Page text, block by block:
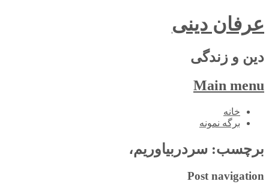
عرفان دینی
دین و زندگی
Main menu
Skip
خانه
برگه نمونه
برچسب: سردربیاوریم،
Post navigation